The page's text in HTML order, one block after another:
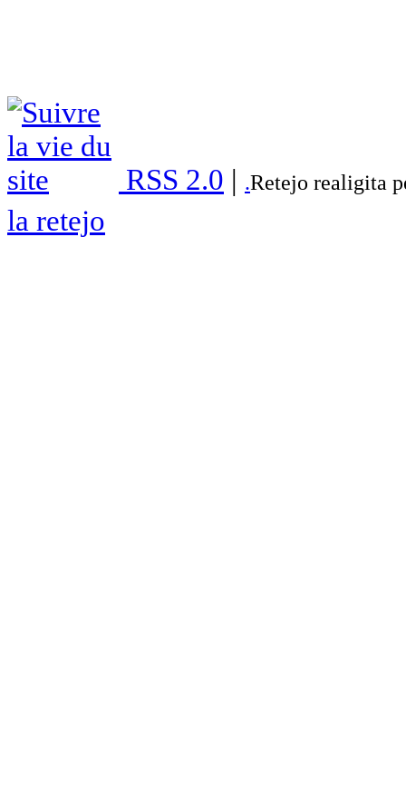
RSS 2.0 | .Retejo realigita
la retejo